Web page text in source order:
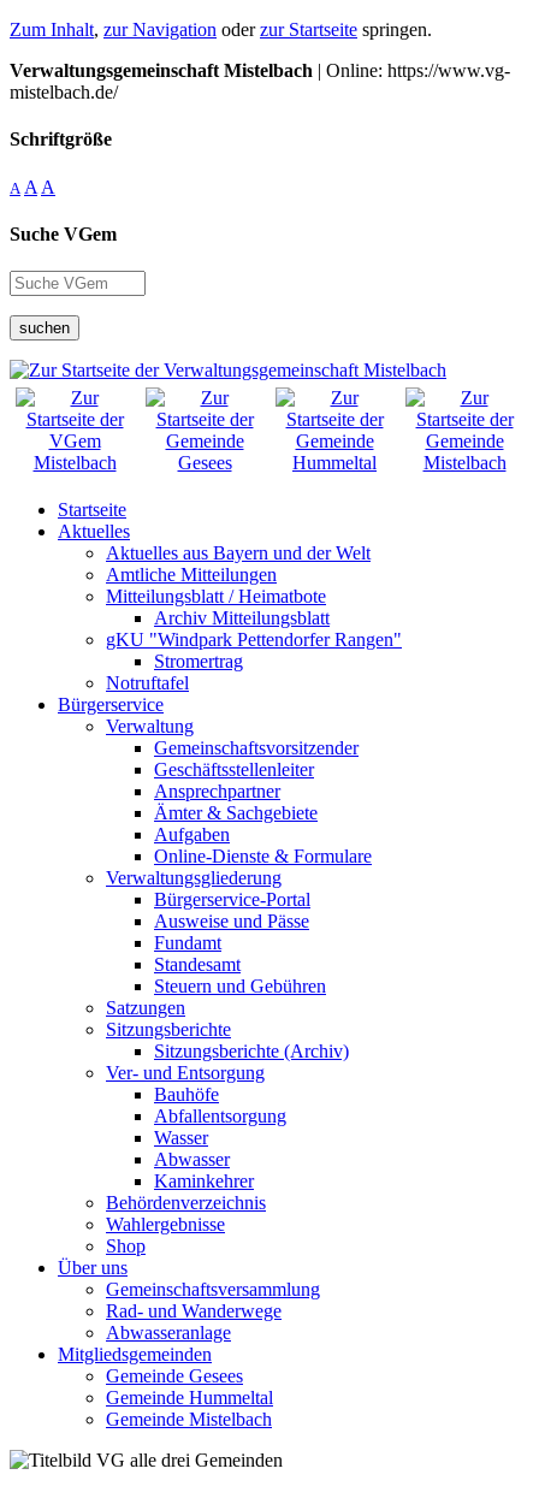
Zum Inhalt, zur Navigation oderzur Startseite springen.
Verwaltungsgemeinschaft Mistelbach | Online: https://www.vg-
mistelbach.de/
Schriftgröße
A A A
Suche VGem
suchen
Startseite
Aktuelles
Aktuelles aus Bayern und der Welt
Amtliche Mitteilungen
Mitteilungsblatt / Heimatbote
Archiv Mitteilungsblatt
gKU "Windpark Pettendorfer Rangen"
Stromertrag
Notruftafel
Bürgerservice
Verwaltung
Gemeinschaftsvorsitzender
Geschäftsstellenleiter
Ansprechpartner
Ämter & Sachgebiete
Aufgaben
Online-Dienste & Formulare
Verwaltungsgliederung
Bürgerservice-Portal
Ausweise und Pässe
Fundamt
Standesamt
Steuern und Gebühren
Satzungen
Sitzungsberichte
Sitzungsberichte (Archiv)
Ver- und Entsorgung
Bauhöfe
Abfallentsorgung
Wasser
Abwasser
Kaminkehrer
Behördenverzeichnis
Wahlergebnisse
Shop
Über uns
Gemeinschaftsversammlung
Rad- und Wanderwege
Abwasseranlage
Mitgliedsgemeinden
Gemeinde Gesees
Gemeinde Hummeltal
Gemeinde Mistelbach